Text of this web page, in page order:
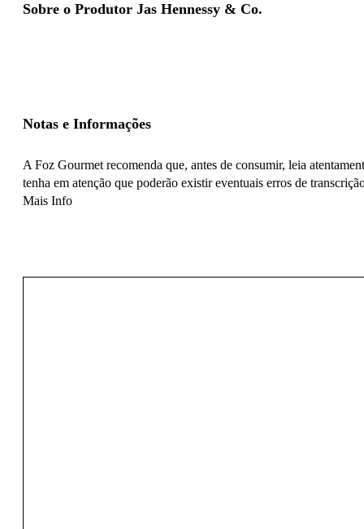
Sobre o Produtor Jas Hennessy & Co.
Notas e Informações
A Foz Gourmet recomenda que, antes de consumir, leia
tenha em atenção que poderão existir eventuais erros de
Mais Info